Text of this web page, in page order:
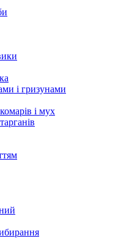
і гризунами
і мух